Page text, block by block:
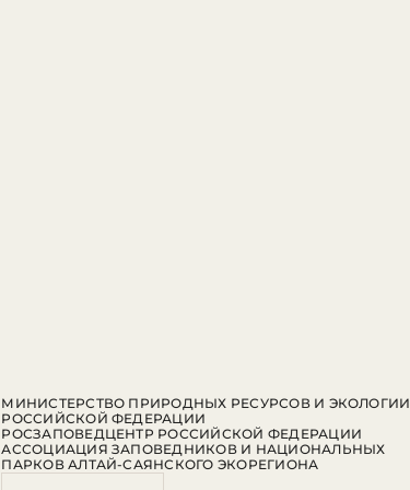
МИНИСТЕРСТВО ПРИРОДНЫХ РЕСУРСОВ И ЭКОЛОГИИ
РОССИЙСКОЙ ФЕДЕРАЦИИ
РОСЗАПОВЕДЦЕНТР РОССИЙСКОЙ ФЕДЕРАЦИИ
АССОЦИАЦИЯ ЗАПОВЕДНИКОВ И НАЦИОНАЛЬНЫХ
ПАРКОВ АЛТАЙ-САЯНСКОГО ЭКОРЕГИОНА